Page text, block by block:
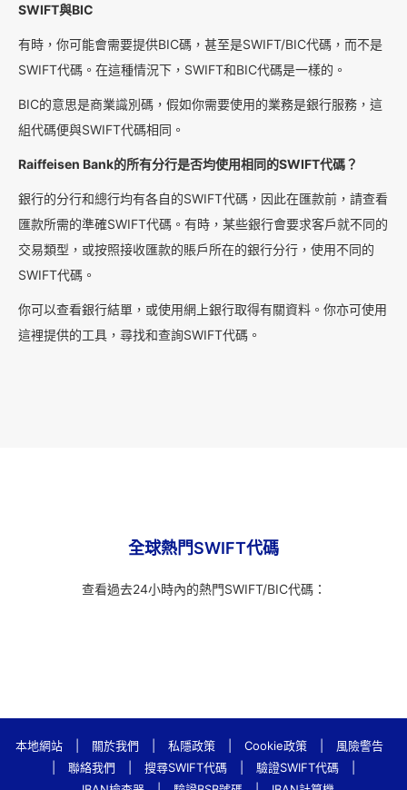
SWIFT與BIC
有時，你可能會需要提供BIC碼，甚至是SWIFT/BIC代碼，而不是
SWIFT代碼。在這種情況下，SWIFT和BIC代碼是一樣的。
BIC的意思是商業識別碼，假如你需要使用的業務是銀行服務，這
組代碼便與SWIFT代碼相同。
Raiffeisen Bank的所有分行是否均使用相同的SWIFT代碼？
銀行的分行和總行均有各自的SWIFT代碼，因此在匯款前，請查看
匯款所需的準確SWIFT代碼。有時，某些銀行會要求客戶就不同的
交易類型，或按照接收匯款的賬戶所在的銀行分行，使用不同的
SWIFT代碼。
你可以查看銀行結單，或使用網上銀行取得有關資料。你亦可使用
這裡提供的工具，尋找和查詢SWIFT代碼。
全球熱門SWIFT代碼
查看過去24小時內的熱門SWIFT/BIC代碼：
本地網站 關於我們 私隱政策 Cookie政策
風險警告
聯絡我們 搜尋SWIFT代碼 驗證SWIFT代碼